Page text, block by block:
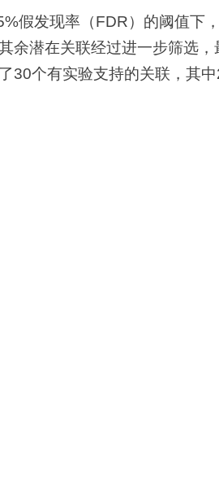
假发现率（FDR）的阈值下
余潜在关联经过进一步筛选
30个有实验支持的关联，其